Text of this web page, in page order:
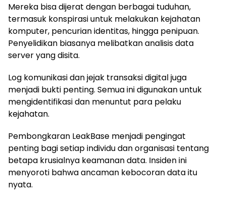
Mereka bisa dijerat dengan berbagai tuduhan,
termasuk konspirasi untuk melakukan kejahatan
komputer, pencurian identitas, hingga penipuan.
Penyelidikan biasanya melibatkan analisis data
server yang disita.
Log komunikasi dan jejak transaksi digital juga
menjadi bukti penting. Semua ini digunakan untuk
mengidentifikasi dan menuntut para pelaku
kejahatan.
Pembongkaran LeakBase menjadi pengingat
penting bagi setiap individu dan organisasi tentang
betapa krusialnya keamanan data. Insiden ini
menyoroti bahwa ancaman kebocoran data itu
nyata.